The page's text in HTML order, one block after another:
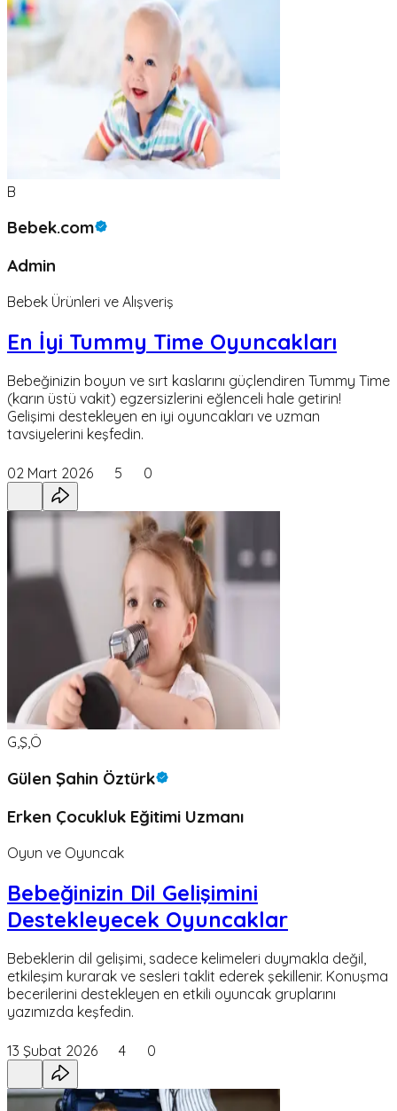
B
Bebek.com
Admin
Bebek Ürünleri ve Alışveriş
En İyi Tummy Time Oyuncakları
Bebeğinizin boyun ve sırt kaslarını güçlendiren Tummy Time
(karın üstü vakit) egzersizlerini eğlenceli hale getirin!
Gelişimi destekleyen en iyi oyuncakları ve uzman
tavsiyelerini keşfedin.
02 Mart 2026 5 0
G,Ş,Ö
Gülen Şahin Öztürk
Erken Çocukluk Eğitimi Uzmanı
Oyun ve Oyuncak
Bebeğinizin Dil Gelişimini
Destekleyecek Oyuncaklar
Bebeklerin dil gelişimi, sadece kelimeleri duymakla değil,
etkileşim kurarak ve sesleri taklit ederek şekillenir. Konuşma
becerilerini destekleyen en etkili oyuncak gruplarını
yazımızda keşfedin.
13 Şubat 2026 4 0